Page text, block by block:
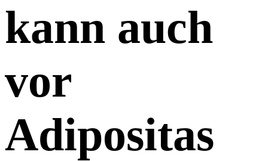
kann auch
vor
Adipositas